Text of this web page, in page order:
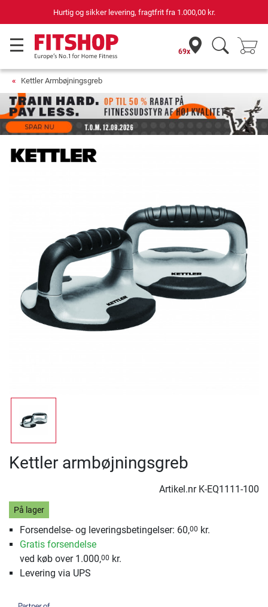
Hurtig og sikker levering, fragtfrit fra 1.000,00 kr.
69x
Kettler Armbøjningsgreb
Kettler armbøjningsgreb
Artikel.nr K-EQ1111-100
På lager
Forsendelse- og leveringsbetingelser: 60,00 kr.
Gratis forsendelse
ved køb over 1.000,00 kr.
Levering via UPS